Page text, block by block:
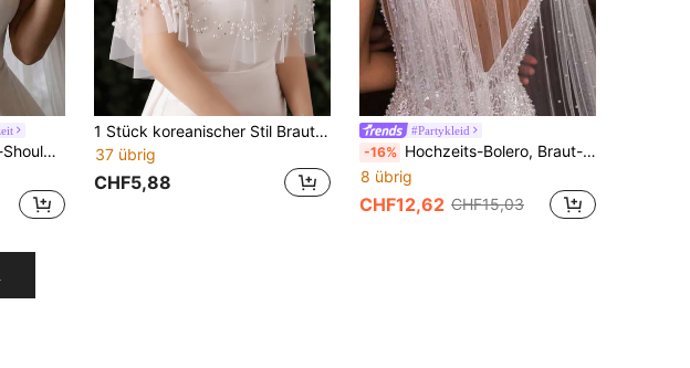
Hochzeitsschal
1 Stück koreanischer Stil Braut Hochzeit Umhang Cape Große Größen Weiß elegant & einfacher weißer Schal mit Kunstperlen Verzierung
37 übrig
CHF5,88
#Partykleid
-16% Hochzeits-Bolero, Braut-Cape, Schleier, Schulterbedeckung für Braut, Hochzeitsaccessoires, Umhang, Schal, weiches Abend-Cape, Jacke
8 übrig
CHF12,62 CHF15,03